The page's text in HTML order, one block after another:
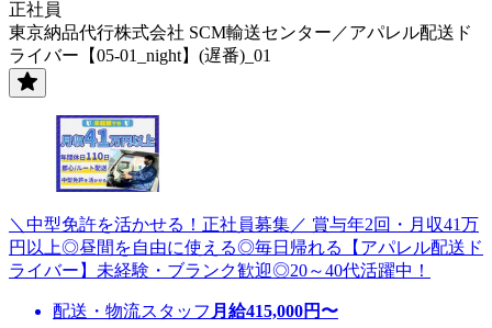
正社員
東京納品代行株式会社 SCM輸送センター／アパレル配送ド
ライバー【05-01_night】(遅番)_01
＼中型免許を活かせる！正社員募集／ 賞与年2回・月収41万
円以上◎昼間を自由に使える◎毎日帰れる【アパレル配送ド
ライバー】未経験・ブランク歓迎◎20～40代活躍中！
配送・物流スタッフ 月給415,000円〜